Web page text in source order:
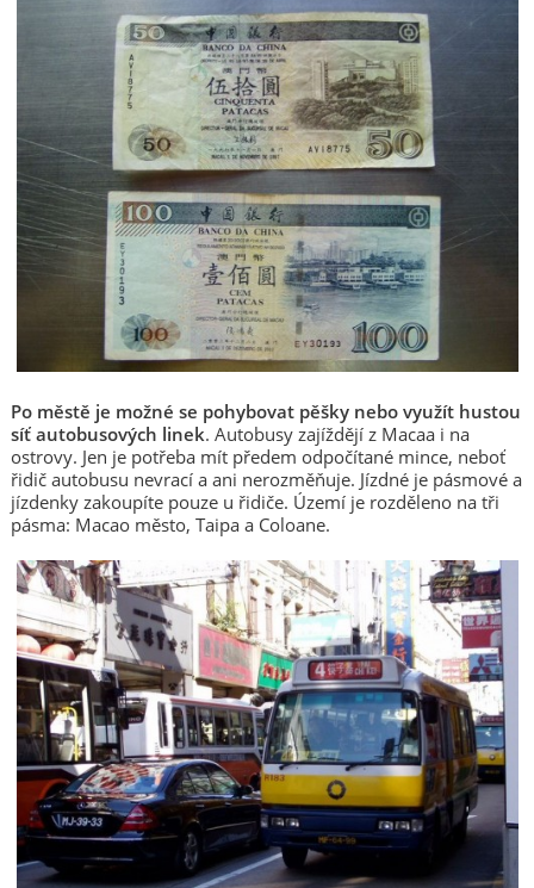
Po městě je možné se pohybovat pěšky nebo využít hustou
síť autobusových linek. Autobusy zajíždějí z Macaa i na
ostrovy. Jen je potřeba mít předem odpočítané mince, neboť
řidič autobusu nevrací a ani nerozměňuje. Jízdné je pásmové a
jízdenky zakoupíte pouze u řidiče. Území je rozděleno na tři
pásma: Macao město, Taipa a Coloane.